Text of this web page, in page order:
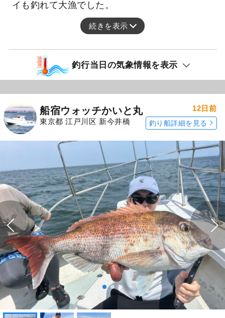
イも釣れて大漁でした。
続きを表示
釣行当日の気象情報を表示
船宿ウォッチかいと丸
東京都 江戸川区 新今井橋
12日前
釣り船詳細を見る